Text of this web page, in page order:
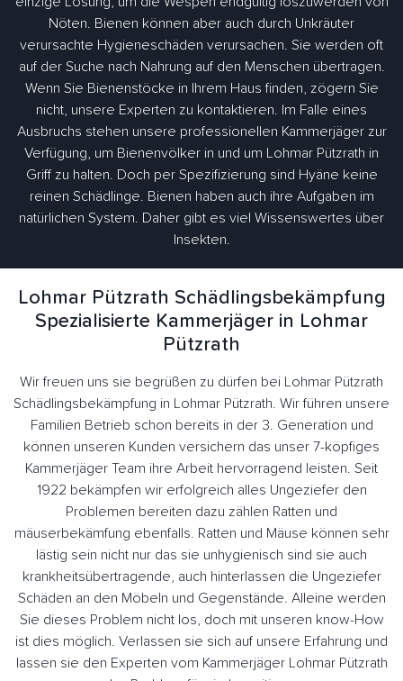
Nöten. Bienen können aber auch durch Unkräuter
verursachte Hygieneschäden verursachen. Sie werden oft
auf der Suche nach Nahrung auf den Menschen übertragen.
Wenn Sie Bienenstöcke in Ihrem Haus finden, zögern Sie
nicht, unsere Experten zu kontaktieren. Im Falle eines
Ausbruchs stehen unsere professionellen Kammerjäger zur
Verfügung, um Bienenvölker in und um Lohmar Pützrath in
Griff zu halten. Doch per Spezifizierung sind Hyäne keine
reinen Schädlinge. Bienen haben auch ihre Aufgaben im
natürlichen System. Daher gibt es viel Wissenswertes über
Insekten.
Lohmar Pützrath Schädlingsbekämpfung
Spezialisierte Kammerjäger in Lohmar
Pützrath
Wir freuen uns sie begrüßen zu dürfen bei Lohmar Pützrath
Schädlingsbekämpfung in Lohmar Pützrath. Wir führen unsere
Familien Betrieb schon bereits in der 3. Generation und
können unseren Kunden versichern das unser 7-köpfiges
Kammerjäger Team ihre Arbeit hervorragend leisten. Seit
1922 bekämpfen wir erfolgreich alles Ungeziefer den
Problemen bereiten dazu zählen Ratten und
mäuserbekämfung ebenfalls. Ratten und Mäuse können sehr
lästig sein nicht nur das sie unhygienisch sind sie auch
krankheitsübertragende, auch hinterlassen die Ungeziefer
Schäden an den Möbeln und Gegenstände. Alleine werden
Sie dieses Problem nicht los, doch mit unseren know-How
ist dies möglich. Verlassen sie sich auf unsere Erfahrung und
lassen sie den Experten vom Kammerjäger Lohmar Pützrath